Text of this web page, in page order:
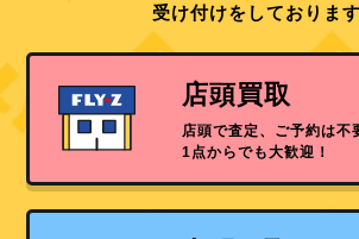
受け付けをしております
店頭買取
店頭で査定、ご予約は不
1点からでも大歓迎！